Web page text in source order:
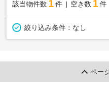
該当物件数 1件 空き数 1 件
絞り込み条件： なし
ペー